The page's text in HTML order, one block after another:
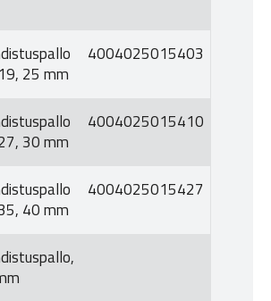
25 mm
4004025015403
30 mm
4004025015410
40 mm
4004025015427